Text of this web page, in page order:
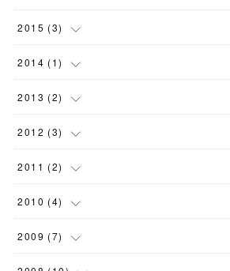
(1
(2
2015 (3)
(1
(1
(1
2014 (1)
(1
2013 (2)
(2
2012 (3)
(2
(1
2011 (2)
(2
2010 (4)
(1
(3)
2009 (7)